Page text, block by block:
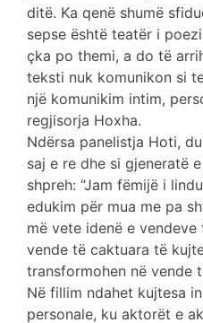
ditë. Ka qenë shumë
sepse është teatër i
çka po themi, a do të
teksti nuk komunikon si
një komunikim intim,
regjisorja Hoxha.
Ndërsa panelistja Hoti,
saj e re dhe si gjeneratë
shpreh: “Jam fëmijë i
edukim për mua me pa
më vete idenë e
vende të caktuara të
transformohen në vende
Në fillim ndahet kujtesa
personale, ku aktorët e